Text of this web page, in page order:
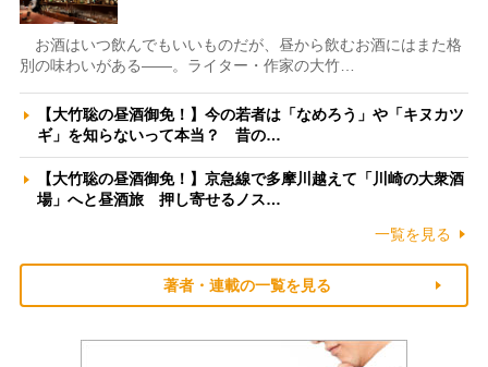
お酒はいつ飲んでもいいものだが、昼から飲むお酒にはまた格
別の味わいがある――。ライター・作家の大竹…
【大竹聡の昼酒御免！】今の若者は「なめろう」や「キヌカツ
ギ」を知らないって本当？ 昔の…
【大竹聡の昼酒御免！】京急線で多摩川越えて「川崎の大衆酒
場」へと昼酒旅 押し寄せるノス…
一覧を見る
著者・連載の一覧を見る